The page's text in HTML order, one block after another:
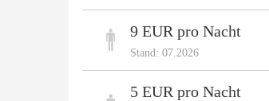
9 EUR pro Nacht
Stand: 07.2026
5 EUR pro Nacht